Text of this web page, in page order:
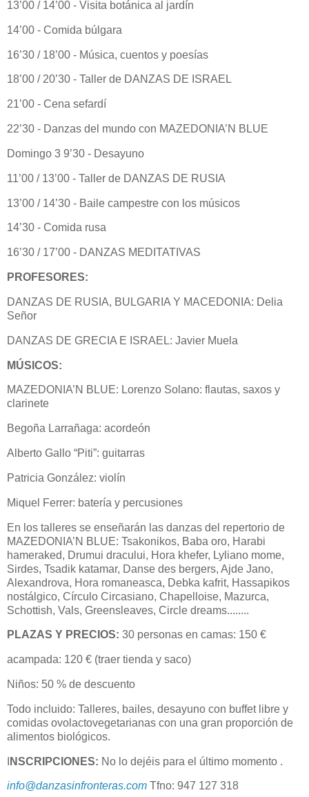
13’00 / 14’00 - Visita botánica al jardín
14’00 - Comida búlgara
16’30 / 18’00 - Música, cuentos y poesías
18’00 / 20’30 - Taller de DANZAS DE ISRAEL
21’00 - Cena sefardí
22’30 - Danzas del mundo con MAZEDONIA’N BLUE
Domingo 3 9’30 - Desayuno
11’00 / 13’00 - Taller de DANZAS DE RUSIA
13’00 / 14’30 - Baile campestre con los músicos
14’30 - Comida rusa
16’30 / 17’00 - DANZAS MEDITATIVAS
PROFESORES:
DANZAS DE RUSIA, BULGARIA Y MACEDONIA: Delia
Señor
DANZAS DE GRECIA E ISRAEL: Javier Muela
MÚSICOS:
MAZEDONIA’N BLUE: Lorenzo Solano: flautas, saxos y
clarinete
Begoña Larrañaga: acordeón
Alberto Gallo “Piti”: guitarras
Patricia González: violín
Miquel Ferrer: batería y percusiones
En los talleres se enseñarán las danzas del repertorio de
MAZEDONIA’N BLUE: Tsakonikos, Baba oro, Harabi
hameraked, Drumui dracului, Hora khefer, Lyliano mome,
Sirdes, Tsadik katamar, Danse des bergers, Ajde Jano,
Alexandrova, Hora romaneasca, Debka kafrit, Hassapikos
nostálgico, Círculo Circasiano, Chapelloise, Mazurca,
Schottish, Vals, Greensleaves, Circle dreams........
PLAZAS Y PRECIOS: 30 personas en camas: 150 €
acampada: 120 € (traer tienda y saco)
Niños: 50 % de descuento
Todo incluido: Talleres, bailes, desayuno con buffet libre y
comidas ovolactovegetarianas con una gran proporción de
alimentos biológicos.
NSCRIPCIONES: No lo dejéis para el último momento .
info@danzasinfronteras.com Tfno: 947 127 318